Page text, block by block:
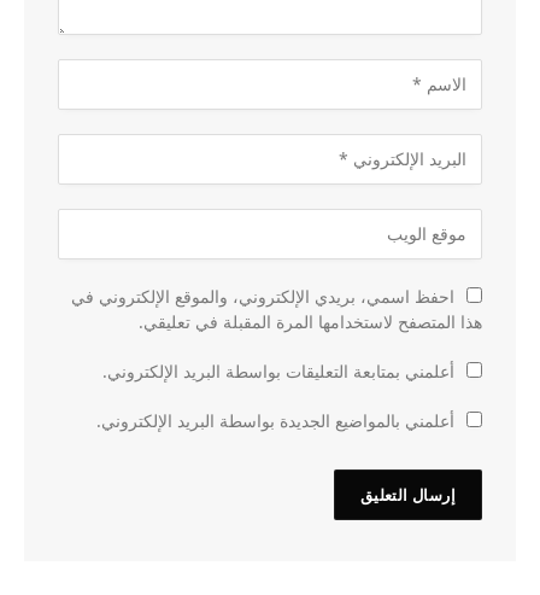
احفظ اسمي، بريدي الإلكتروني، والموقع الإلكتروني في
هذا المتصفح لاستخدامها المرة المقبلة في تعليقي.
أعلمني بمتابعة التعليقات بواسطة البريد الإلكتروني.
أعلمني بالمواضيع الجديدة بواسطة البريد الإلكتروني.